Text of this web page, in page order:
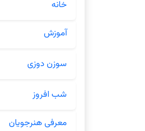
خانه
آموزش
سوزن دوزی
شب افروز
معرفی هنرجویان